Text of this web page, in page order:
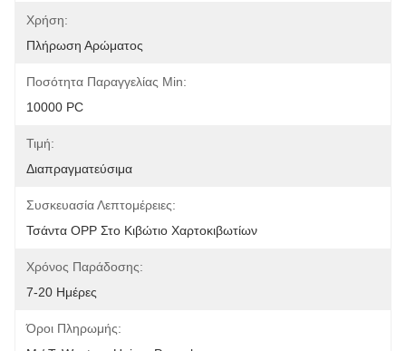
Χρήση:
Πλήρωση Αρώματος
Ποσότητα Παραγγελίας Min:
10000 PC
Τιμή:
Διαπραγματεύσιμα
Συσκευασία Λεπτομέρειες:
Τσάντα OPP Στο Κιβώτιο Χαρτοκιβωτίων
Χρόνος Παράδοσης:
7-20 Ημέρες
Όροι Πληρωμής: